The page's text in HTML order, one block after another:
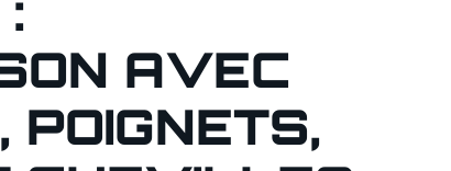
AVEC
POIGNETS,